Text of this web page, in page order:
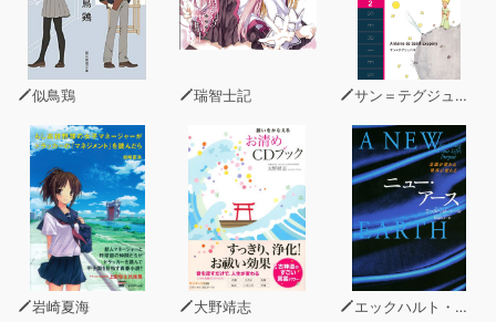
似鳥鶏 瑞智士記 サン＝テグジュペリ
岩崎夏海 大野靖志 エックハルト・トール